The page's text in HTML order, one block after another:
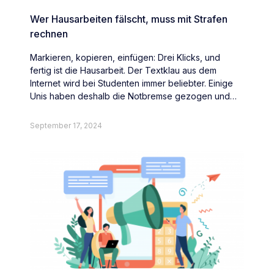
Wer Hausarbeiten fälscht, muss mit Strafen
rechnen
Markieren, kopieren, einfügen: Drei Klicks, und
fertig ist die Hausarbeit. Der Textklau aus dem
Internet wird bei Studenten immer beliebter. Einige
Unis haben deshalb die Notbremse gezogen und
September 17, 2024